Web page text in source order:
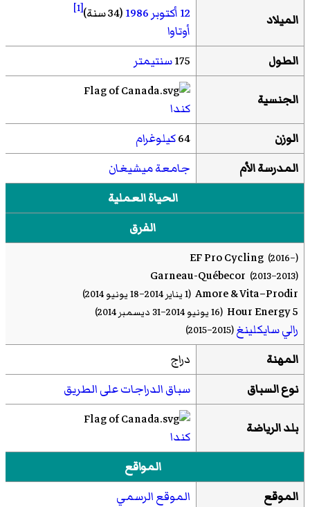
الميلاد 12 أكتوبر 1986(34 سنة) [1]
أوتاوا
الطول
175سنتيمتر
الجنسية
كندا
الوزن
64كيلوغرام
المدرسة الأم
جامعة ميشيغان
الحياة العملية
الفرق
EF Pro Cycling (2016–)
Garneau-Québecor (2013–2013)
Amore & Vita–Prodir (1 يناير 2014–18 يونيو 2014)
5 Hour Energy (16 يونيو 2014–31 ديسمبر 2014)
رالي سايكلينغ(2015–2015)
المهنة
دراج
نوع السباق
سباق الدراجات على الطريق
بلد الرياضة
كندا
المواقع
الموقع
الموقع الرسمي